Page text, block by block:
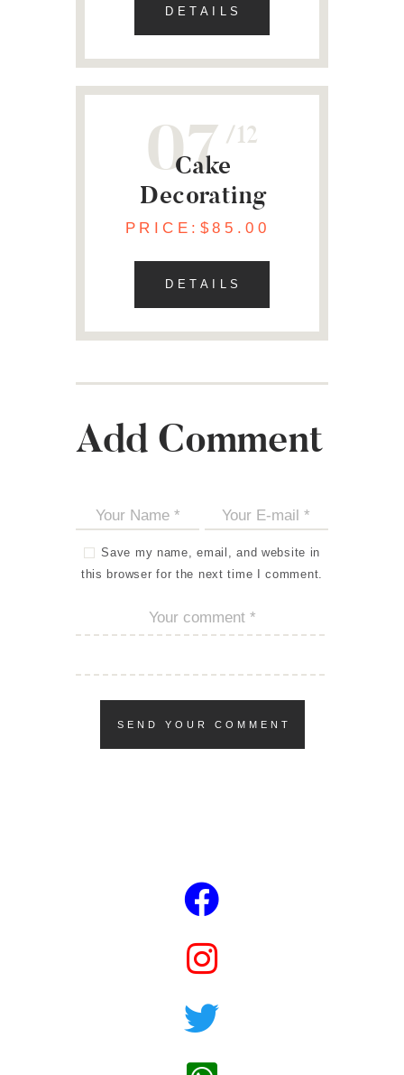
DETAILS
07 12
Cake
Decorating
PRICE:$85.00
DETAILS
Add Comment
Save my name, email, and website in
this browser for the next time I comment.